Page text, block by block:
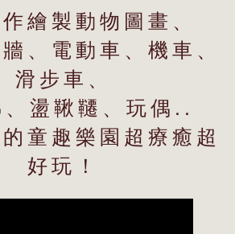
繪製動物圖畫、
、電動車、機車、
滑步車、
盪鞦韆、玩偶..
童趣樂園超療癒超
好玩！